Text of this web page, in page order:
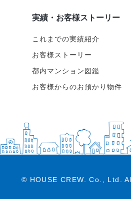
実績・お客様ストーリー
これまでの実績紹介
お客様ストーリー
都内マンション図鑑
お客様からのお預かり物件
© HOUSE CREW. Co., Ltd.